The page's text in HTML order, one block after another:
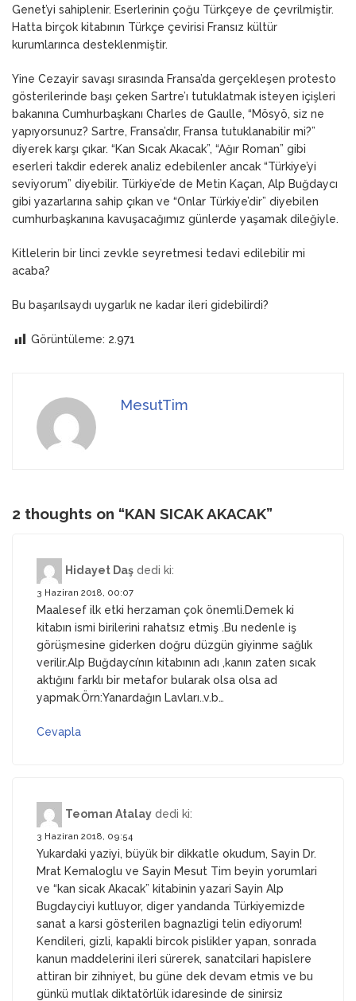
Genet’yi sahiplenir. Eserlerinin çoğu Türkçeye de çevrilmiştir.
Hatta birçok kitabının Türkçe çevirisi Fransız kültür
kurumlarınca desteklenmiştir.
Yine Cezayir savaşı sırasında Fransa’da gerçekleşen protesto
gösterilerinde başı çeken Sartre’ı tutuklatmak isteyen içişleri
bakanına Cumhurbaşkanı Charles de Gaulle, “Mösyö, siz ne
yapıyorsunuz? Sartre, Fransa’dır, Fransa tutuklanabilir mi?”
diyerek karşı çıkar. “Kan Sıcak Akacak”, “Ağır Roman” gibi
eserleri takdir ederek analiz edebilenler ancak “Türkiye’yi
seviyorum” diyebilir. Türkiye’de de Metin Kaçan, Alp Buğdaycı
gibi yazarlarına sahip çıkan ve “Onlar Türkiye’dir” diyebilen
cumhurbaşkanına kavuşacağımız günlerde yaşamak dileğiyle.
Kitlelerin bir linci zevkle seyretmesi tedavi edilebilir mi
acaba?
Bu başarılsaydı uygarlık ne kadar ileri gidebilirdi?
Görüntüleme: 2.971
MesutTim
2 thoughts on “KAN SICAK AKACAK”
Hidayet Daş dedi ki:
3 Haziran 2018, 00:07
Maalesef ilk etki herzaman çok önemli.Demek ki
kitabın ismi birilerini rahatsız etmiş .Bu nedenle iş
görüşmesine giderken doğru düzgün giyinme sağlık
verilir.Alp Buğdaycı’nın kitabının adı ,kanın zaten sıcak
aktığını farklı bir metafor bularak olsa olsa ad
yapmak.Örn:Yanardağın Lavları..v.b…
Cevapla
Teoman Atalay dedi ki:
3 Haziran 2018, 09:54
Yukardaki yaziyi, büyük bir dikkatle okudum, Sayin Dr.
Mrat Kemaloglu ve Sayin Mesut Tim beyin yorumlari
ve “kan sicak Akacak” kitabinin yazari Sayin Alp
Bugdayciyi kutluyor, diger yandanda Türkiyemizde
sanat a karsi gösterilen bagnazligi telin ediyorum!
Kendileri, gizli, kapakli bircok pislikler yapan, sonrada
kanun maddelerini ileri sürerek, sanatcilari hapislere
attiran bir zihniyet, bu güne dek devam etmis ve bu
günkü mutlak diktatörlük idaresinde de sinirsiz